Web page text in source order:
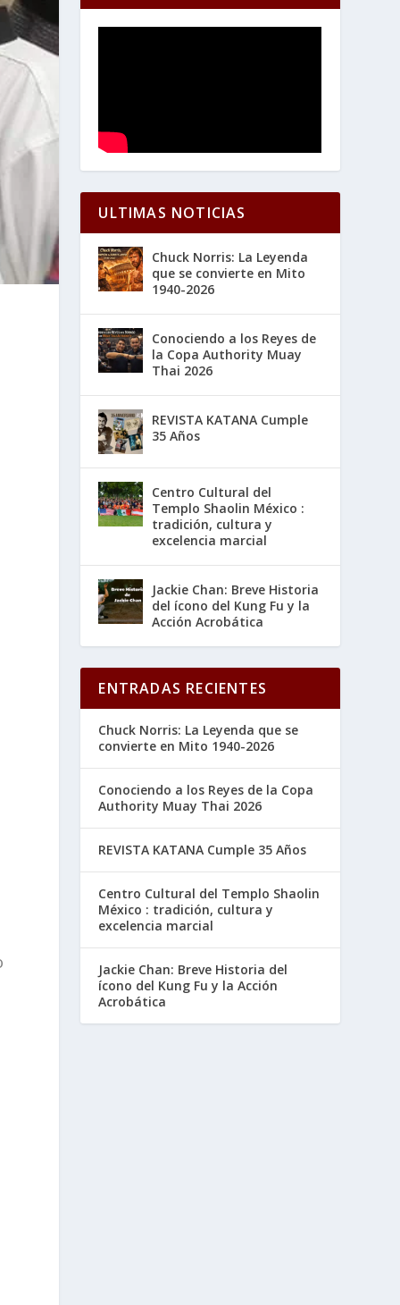
ULTIMAS NOTICIAS
Chuck Norris: La Leyenda
que se convierte en Mito
1940-2026
Conociendo a los Reyes de
la Copa Authority Muay
Thai 2026
REVISTA KATANA Cumple
35 Años
Centro Cultural del
Templo Shaolin México :
tradición, cultura y
excelencia marcial
Jackie Chan: Breve Historia
del ícono del Kung Fu y la
Acción Acrobática
ENTRADAS RECIENTES
Chuck Norris: La Leyenda que se
convierte en Mito 1940-2026
Conociendo a los Reyes de la Copa
Authority Muay Thai 2026
REVISTA KATANA Cumple 35 Años
Centro Cultural del Templo Shaolin
México : tradición, cultura y
excelencia marcial
Jackie Chan: Breve Historia del
ícono del Kung Fu y la Acción
Acrobática